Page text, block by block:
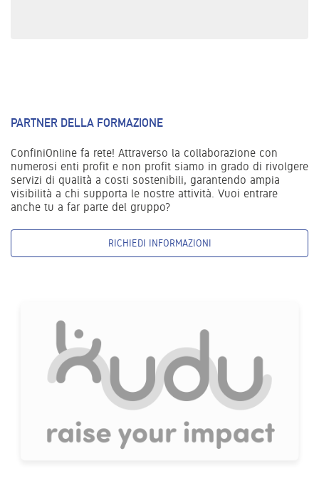
PARTNER DELLA FORMAZIONE
ConfiniOnline fa rete! Attraverso la collaborazione con
numerosi enti profit e non profit siamo in grado di rivolgere
servizi di qualità a costi sostenibili, garantendo ampia
visibilità a chi supporta le nostre attività. Vuoi entrare
anche tu a far parte del gruppo?
RICHIEDI INFORMAZIONI